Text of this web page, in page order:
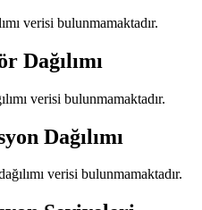
verisi bulunmamaktadır.
Dağılımı
verisi bulunmamaktadır.
Dağılımı
verisi bulunmamaktadır.